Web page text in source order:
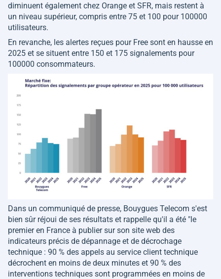
diminuent également chez Orange et SFR, mais restent à
un niveau supérieur, compris entre 75 et 100 pour 100000
utilisateurs.
En revanche, les alertes reçues pour Free sont en hausse en
2025 et se situent entre 150 et 175 signalements pour
100000 consommateurs.
Dans un communiqué de presse, Bouygues Telecom s'est
bien sûr réjoui de ses résultats et rappelle qu'il a été "le
premier en France à publier sur son site web des
indicateurs précis de dépannage et de décrochage
technique : 90 % des appels au service client technique
décrochent en moins de deux minutes et 90 % des
interventions techniques sont programmées en moins de